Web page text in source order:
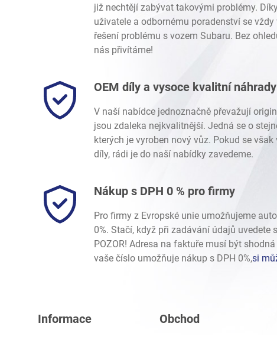
již nechtějí zabývat takovými problémy.
uživatele a odbornému poradenství se
řešení problému s vozem Subaru. Bez
nás přivítáme!
OEM díly a vysoce kvalitní náhrady
V naší nabídce jednoznačně převažují
jsou zdaleka nejkvalitnější. Jedná se o
kterých je vyroben nový vůz. Pokud se
díly, rádi je do naší nabídky zavedeme.
Nákup s DPH 0 % pro firmy
Pro firmy z Evropské unie umožňujeme
0%. Stačí, když při zadávání údajů uvedete
POZOR! Adresa na faktuře musí být
vaše číslo umožňuje nákup s DPH 0%,si
Informace Obchod